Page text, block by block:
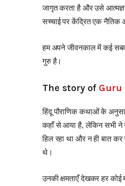
जागृत करता है और उसे
सच्चाई पर केंद्रित एक नैतिक
हम अपने जीवनकाल में कई सबक
गुरु है।
The story of Guru
हिंदू पौराणिक कथाओं के
कहाँ से आया है, लेकिन सभी ने
हिल रहा था और न ही बात
थे।
उनकी क्षमताएँ देखकर हर